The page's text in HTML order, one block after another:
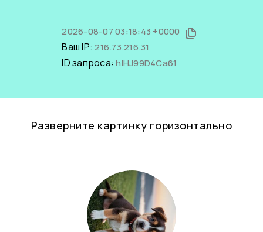
2026-08-07 03:18:43 +0000
Ваш IP:216.73.216.31
ID запроса:hIHJ99D4Ca61
Разверните картинку горизонтально